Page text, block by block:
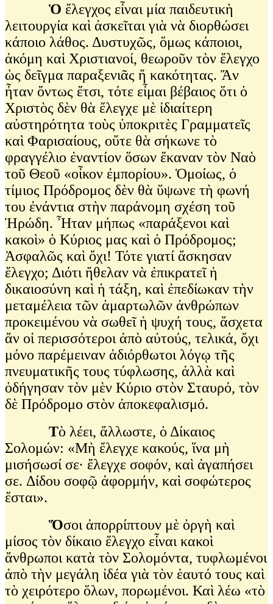
Ὁ ἔλεγχος εἶναι μία παιδευτικὴ
λειτουργία καὶ ἀσκεῖται γιὰ νὰ διορθώσει
κάποιο λάθος. Δυστυχῶς, ὅμως κάποιοι,
ἀκόμη καὶ Χριστιανοί, θεωροῦν τὸν ἔλεγχο
ὡς δεῖγμα παραξενιᾶς ἤ κακότητας. Ἄν
ἦταν ὄντως ἔτσι, τότε εἶμαι βέβαιος ὅτι ὁ
Χριστὸς δὲν θὰ ἔλεγχε μὲ ἰδιαίτερη
αὐστηρότητα τοὺς ὑποκριτὲς Γραμματεῖς
καὶ Φαρισαίους, οὔτε θὰ σήκωνε τὸ
φραγγέλιο ἐναντίον ὅσων ἔκαναν τὸν Ναὸ
τοῦ Θεοῦ «οἶκον ἐμπορίου». Ὁμοίως, ὁ
τίμιος Πρόδρομος δὲν θὰ ὕψωνε τὴ φωνή
του ἐνάντια στὴν παράνομη σχέση τοῦ
Ἡρώδη. Ἦταν μήπως «παράξενοι καὶ
κακοὶ» ὁ Κύριος μας καὶ ὁ Πρόδρομος;
Ἀσφαλῶς καὶ ὄχι! Τότε γιατί ἄσκησαν
ἔλεγχο; Διότι ἤθελαν νὰ ἐπικρατεῖ ἡ
δικαιοσύνη καὶ ἡ τάξη, καὶ ἐπεδίωκαν τὴν
μεταμέλεια τῶν ἁμαρτωλῶν ἀνθρώπων
προκειμένου νὰ σωθεῖ ἡ ψυχή τους, ἄσχετα
ἄν οἱ περισσότεροι ἀπὸ αὐτούς, τελικά, ὄχι
μόνο παρέμειναν ἀδιόρθωτοι λόγῳ τῆς
πνευματικῆς τους τύφλωσης, ἀλλὰ καὶ
ὁδήγησαν τὸν μὲν Κύριο στὸν Σταυρό, τὸν
δὲ Πρόδρομο στὸν ἀποκεφαλισμό.
Τὸ λέει, ἄλλωστε, ὁ Δίκαιος
Σολομών: «Μὴ ἔλεγχε κακούς, ἵνα μὴ
μισήσωσί σε· ἔλεγχε σοφόν, καὶ ἀγαπήσει
σε. Δίδου σοφῷ ἀφορμήν, καὶ σοφώτερος
ἔσται».
Ὅσοι ἀπορρίπτουν μὲ ὀργὴ καὶ
μίσος τὸν δίκαιο ἔλεγχο εἶναι κακοὶ
ἄνθρωποι κατὰ τὸν Σολομόντα, τυφλωμένοι
ἀπὸ τὴν μεγάλη ἰδέα γιὰ τὸν ἑαυτό τους καὶ
τὸ χειρότερο ὅλων, πορωμένοι. Καὶ λέω «τὸ